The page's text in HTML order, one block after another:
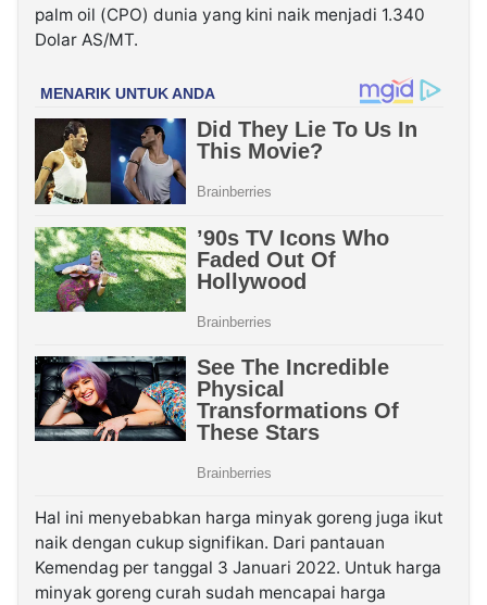
palm oil (CPO) dunia yang kini naik menjadi 1.340
Dolar AS/MT.
Hal ini menyebabkan harga minyak goreng juga ikut
naik dengan cukup signifikan. Dari pantauan
Kemendag per tanggal 3 Januari 2022. Untuk harga
minyak goreng curah sudah mencapai harga